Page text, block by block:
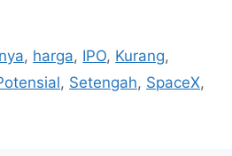
, harga, IPO, Kurang,
, Setengah, SpaceX,